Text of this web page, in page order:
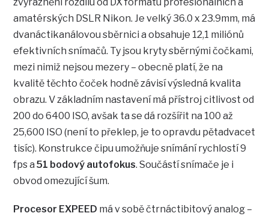
zvýraznění rozdílu od DX formátu profesionálních a
amatérských DSLR Nikon. Je velký 36.0 x 23.9mm, má
dvanáctikanálovou sběrnici a obsahuje 12,1 miliónů
efektivních snímačů. Ty jsou kryty sběrnými čočkami,
mezi nimiž nejsou mezery – obecně platí, že na
kvalitě těchto čoček hodně závisí výsledná kvalita
obrazu. V základním nastavení má přístroj citlivost od
200 do 6400 ISO, avšak ta se dá rozšířit na 100 až
25,600 ISO (není to překlep, je to opravdu pětadvacet
tisíc). Konstrukce čipu umožňuje snímání rychlostí 9
fps a51 bodový autofokus. Součástí snímače je i
obvod omezující šum.
Procesor EXPEED má v sobě čtrnáctibitový analog –